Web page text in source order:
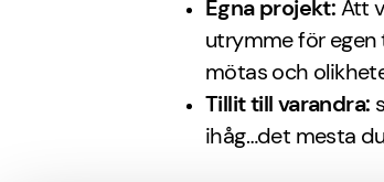
Egna projekt:Att
utrymme för
mötas och
Tillit till varandra:
ihåg…det mesta